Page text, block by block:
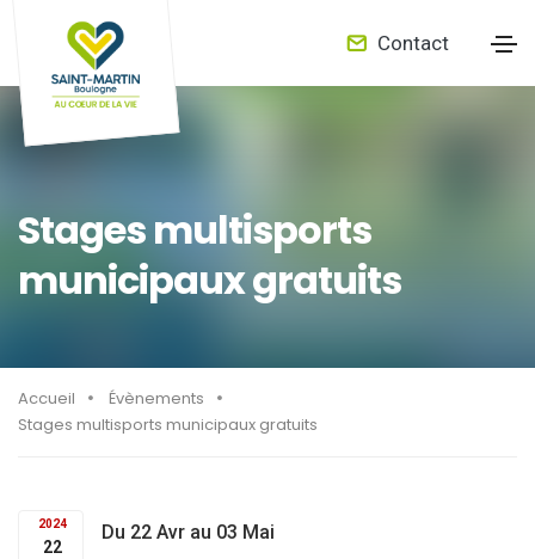
Contact
Stages multisports
municipaux gratuits
Accueil
Évènements
Stages multisports municipaux gratuits
2024
22
Du 22 Avr au 03 Mai